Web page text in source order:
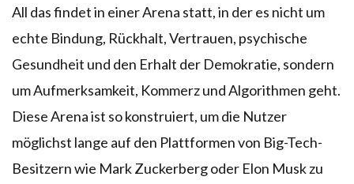
All das findet in einer Arena statt, in der es nicht um
echte Bindung, Rückhalt, Vertrauen, psychische
Gesundheit und den Erhalt der Demokratie, sondern
um Aufmerksamkeit, Kommerz und Algorithmen geht.
Diese Arena ist so konstruiert, um die Nutzer
möglichst lange auf den Plattformen von Big-Tech-
Besitzern wie Mark Zuckerberg oder Elon Musk zu